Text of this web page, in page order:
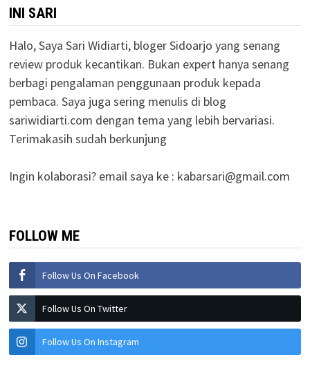
INI SARI
Halo, Saya Sari Widiarti, bloger Sidoarjo yang senang
review produk kecantikan. Bukan expert hanya senang
berbagi pengalaman penggunaan produk kepada
pembaca. Saya juga sering menulis di blog
sariwidiarti.com dengan tema yang lebih bervariasi.
Terimakasih sudah berkunjung
Ingin kolaborasi? email saya ke : kabarsari@gmail.com
FOLLOW ME
Follow Us On Facebook
Follow Us On Twitter
Follow Us On Instagram